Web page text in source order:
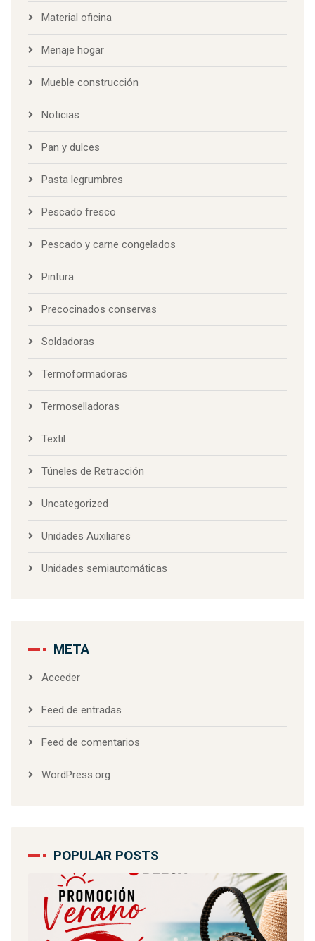
Material oficina
Menaje hogar
Mueble construcción
Noticias
Pan y dulces
Pasta legrumbres
Pescado fresco
Pescado y carne congelados
Pintura
Precocinados conservas
Soldadoras
Termoformadoras
Termoselladoras
Textil
Túneles de Retracción
Uncategorized
Unidades Auxiliares
Unidades semiautomáticas
META
Acceder
Feed de entradas
Feed de comentarios
WordPress.org
POPULAR POSTS